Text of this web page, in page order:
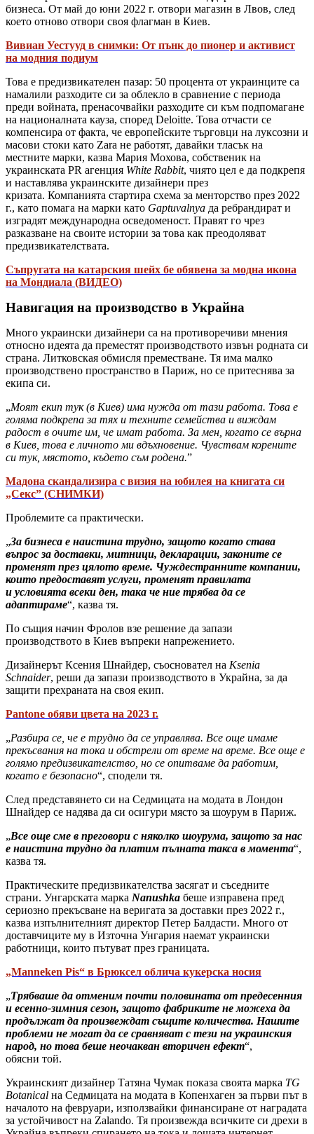
бизнеса. От май до юни 2022 г. отвори магазин в Лвов, след
което отново отвори своя флагман в Киев.
Вивиан Уестууд в снимки: От пънк до пионер и активист
на модния подиум
Това е предизвикателен пазар: 50 процента от украинците са
намалили разходите си за облекло в сравнение с периода
преди войната, пренасочвайки разходите си към подпомагане
на националната кауза, според Deloitte. Това отчасти се
компенсира от факта, че европейските търговци на луксозни и
масови стоки като Zara не работят, давайки тласък на
местните марки, казва Мария Мохова, собственик на
украинската PR агенция White Rabbit, чиято цел е да подкрепя
и наставлява украинските дизайнери през
кризата. Компанията стартира схема за менторство през 2022
г., като помага на марки като Gaptuvalnya да ребрандират и
изградят международна осведоменост. Правят го чрез
разказване на своите истории за това как преодоляват
предизвикателствата.
Съпругата на катарския шейх бе обявена за модна икона
на Мондиала (ВИДЕО)
Навигация на производство в Украйна
Много украински дизайнери са на противоречиви мнения
относно идеята да преместят производството извън родната си
страна. Литковская обмисля преместване. Тя има малко
производствено пространство в Париж, но се притеснява за
екипа си.
„Моят екип тук (в Киев) има нужда от тази работа. Това е
голяма подкрепа за тях и техните семейства и виждам
радост в очите им, че имат работа. За мен, когато се върна
в Киев, това е личното ми вдъхновение. Чувствам корените
си тук, мястото, където съм родена.”
Мадона скандализира с визия на юбилея на книгата си
„Секс” (СНИМКИ)
Проблемите са практически.
„За бизнеса е наистина трудно, защото когато става
въпрос за доставки, митници, декларации, законите се
променят през цялото време. Чуждестранните компании,
които предоставят услуги, променят правилата
и условията всеки ден, така че ние трябва да се
адаптираме“, казва тя.
По същия начин Фролов взе решение да запази
производството в Киев въпреки напрежението.
Дизайнерът Ксения Шнайдер, съосновател на Ksenia
Schnaider, реши да запази производството в Украйна, за да
защити прехраната на своя екип.
Pantone обяви цвета на 2023 г.
„Разбира се, че е трудно да се управлява. Все още имаме
прекъсвания на тока и обстрели от време на време. Все още е
голямо предизвикателство, но се опитваме да работим,
когато е безопасно“, сподели тя.
След представянето си на Седмицата на модата в Лондон
Шнайдер се надява да си осигури място за шоурум в Париж.
„Все още сме в преговори с няколко шоурума, защото за нас
е наистина трудно да платим пълната такса в момента“,
казва тя.
Практическите предизвикателства засягат и съседните
страни. Унгарската марка Nanushka беше изправена пред
сериозно прекъсване на веригата за доставки през 2022 г.,
казва изпълнителният директор Петер Балдасти. Много от
доставчиците му в Източна Унгария наемат украински
работници, които пътуват през границата.
„Manneken Pis“ в Брюксел облича кукерска носия
„Трябваше да отменим почти половината от предесенния
и есенно-зимния сезон, защото фабриките не можеха да
продължат да произвеждат същите количества. Нашите
проблеми не могат да се сравняват с тези на украинския
народ, но това беше неочакван вторичен ефект“,
обясни той.
Украинският дизайнер Татяна Чумак показа своята марка TG
Botanical на Седмицата на модата в Копенхаген за първи път в
началото на февруари, използвайки финансиране от наградата
за устойчивост на Zalando. Тя произвежда всичките си дрехи в